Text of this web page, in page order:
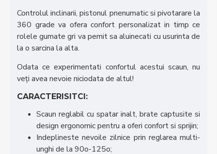
Controlul inclinarii, pistonul pnenumatic si pivotarare la
360 grade va ofera confort personalizat in timp ce
rolele gumate gri va pemit sa aluinecati cu usurinta de
la o sarcina la alta.
Odata ce experimentati confortul acestui scaun, nu
veți avea nevoie niciodata de altul!
CARACTERISITCI:
Scaun reglabil cu spatar inalt, brate captusite si
design ergonomic pentru a oferi confort si sprijin;
Indeplineste nevoile zilnice prin reglarea multi-
unghi de la 90o-125o;